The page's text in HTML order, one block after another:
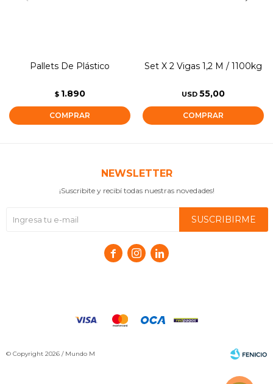
Pallets De Plástico
$ 1.890
Set X 2 Vigas 1,2 M / 1100kg
USD 55,00
NEWSLETTER
¡Suscribite y recibí todas nuestras novedades!
SUSCRIBIRME
  
© Copyright 2026 / Mundo M